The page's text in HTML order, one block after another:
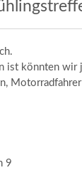
ist könnten wir
Motorradfahrer
9